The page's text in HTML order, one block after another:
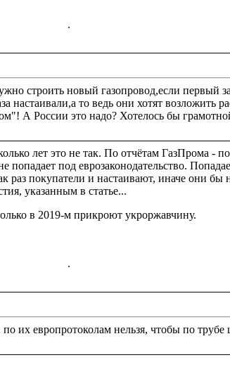
.
строить новый газопровод,если первый
настаивали,а то ведь они хотят возложить
А России это надо? Хотелось бы
лет это не так. По отчётам ГазПрома -
попадает под еврозаконодательство.
покупатели и настаивают, иначе они бы
указанным в статье...
в 2019-м прикроют укроржавчину.
.
их европротоколам нельзя, чтобы по трубе